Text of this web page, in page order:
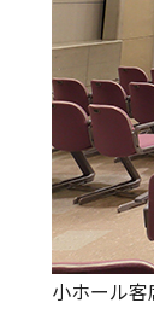
小ホール